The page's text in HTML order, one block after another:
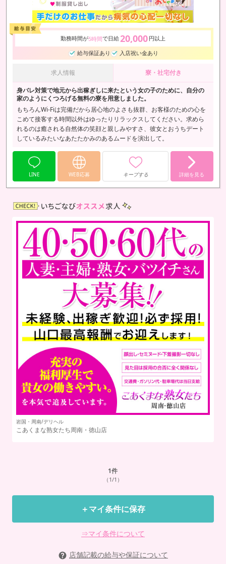
勤務時間が5時間で日給20,000 円以上
給与保証あり
入店祝い金あり
求人情報 寮・社宅付き
身バレ対策で地元から出稼ぎしに来たという女の子のために、自分の
家のようにくつろげる無料の寮を用意しました。
もちろんWi-Fiは完備だから居心地のよさも抜群、お客様のための心を
こめて接客する時間以外はゆったりリラックスしてください。求めら
れるのは癒される自然体の笑顔と親しみやすさ、彼女とおうちデート
しているみたいなあたたかみのあるムードを演出して。
LINE WEB応募 キープする 詳細を見る
岩国・周南/デリヘル
こあくまな熟女たち周南・徳山店
1件
（1/1）
＋マイ条件に保存
⇒マイ条件について
店舗記載の給与や保証について